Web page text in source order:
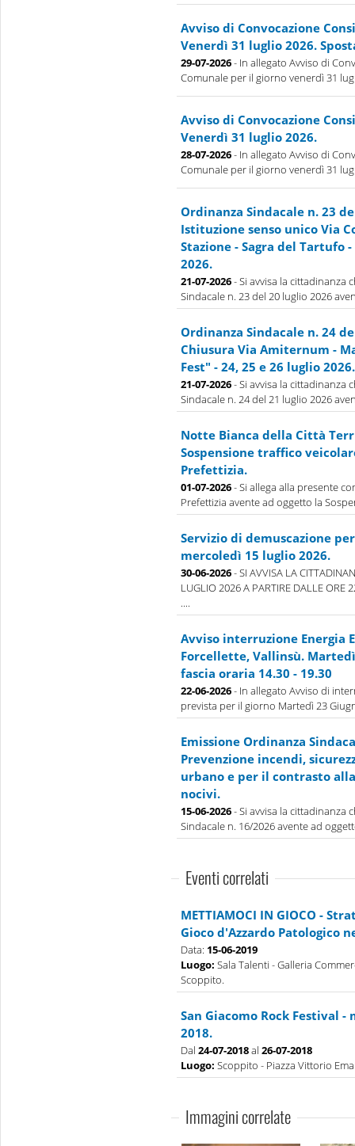
Avviso di Convocazione
Venerdì 31 luglio 2026.
29-07-2026- In allegato Avviso di
Comunale per il giorno venerdì 31
Avviso di Convocazione
Venerdì 31 luglio 2026.
28-07-2026- In allegato Avviso di
Comunale per il giorno venerdì 31
Ordinanza Sindacale n. 23
Istituzione senso unico Via
Stazione - Sagra del Tartufo
2026.
21-07-2026- Si avvisa la cittadinanza
Sindacale n. 23 del 20 luglio 2026
Ordinanza Sindacale n. 24
Chiusura Via Amiternum -
Fest" - 24, 25 e 26 luglio 2026.
21-07-2026- Si avvisa la cittadinanza
Sindacale n. 24 del 21 luglio 2026
Notte Bianca della Città
Sospensione traffico
Prefettizia.
01-07-2026- Si allega alla presente
Prefettizia avente ad oggetto la
Servizio di demuscazione
mercoledì 15 luglio 2026.
30-06-2026- SI AVVISA LA
LUGLIO 2026 A PARTIRE DALLE ORE
....
Avviso interruzione Energia
Forcellette, Vallinsù.
fascia oraria 14.30 - 19.30
22-06-2026- In allegato Avviso di
prevista per il giorno Martedì 23
Emissione Ordinanza
Prevenzione incendi,
urbano e per il contrasto
nocivi.
15-06-2026- Si avvisa la cittadinanza
Sindacale n. 16/2026 avente ad
Eventi correlati
METTIAMOCI IN GIOCO -
Gioco d'Azzardo Patologico
Data: 15-06-2019
Luogo: Sala Talenti - Galleria
Scoppito.
San Giacomo Rock Festival
2018.
Dal 24-07-2018al 26-07-2018
Luogo: Scoppito - Piazza Vittorio
Immagini correlate